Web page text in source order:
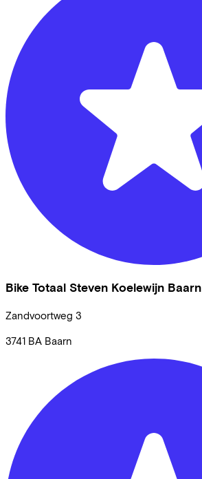
Bike Totaal Steven Koelewijn Baarn
Zandvoortweg 3
3741 BA Baarn